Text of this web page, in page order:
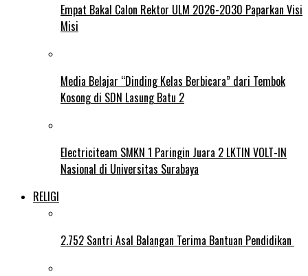
Empat Bakal Calon Rektor ULM 2026-2030 Paparkan Visi
Misi
Media Belajar “Dinding Kelas Berbicara” dari Tembok
Kosong di SDN Lasung Batu 2
Electriciteam SMKN 1 Paringin Juara 2 LKTIN VOLT-IN
Nasional di Universitas Surabaya
RELIGI
2.752 Santri Asal Balangan Terima Bantuan Pendidikan